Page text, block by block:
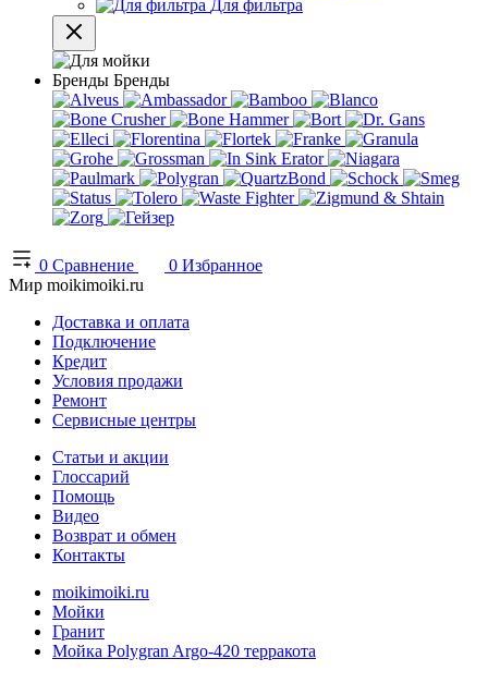
Для фильтра
Бренды Бренды
0 Сравнение 0 Избранное
Мир moikimoiki.ru
Доставка и оплата
Подключение
Кредит
Условия продажи
Ремонт
Сервисные центры
Статьи и акции
Глоссарий
Помощь
Видео
Возврат и обмен
Контакты
moikimoiki.ru
Мойки
Гранит
Мойка Polygran Argo-420 терракота